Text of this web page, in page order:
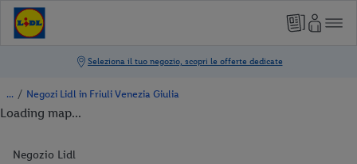
/ Negozi Lidl in Friuli Venezia Giulia
Loading map...
Negozio Lidl